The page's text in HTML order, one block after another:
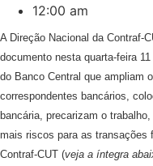
12:00 am
A Direção Nacional da Contraf-
documento nesta quarta-feira
do Banco Central que ampliam
correspondentes bancários,
bancária, precarizam o
mais riscos para as transações
Contraf-CUT (veja a íntegra